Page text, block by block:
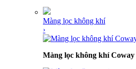
Màng lọc không khí
›
Màng lọc không khí Coway